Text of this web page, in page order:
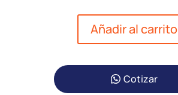
Añadir al carrito
Cotizar